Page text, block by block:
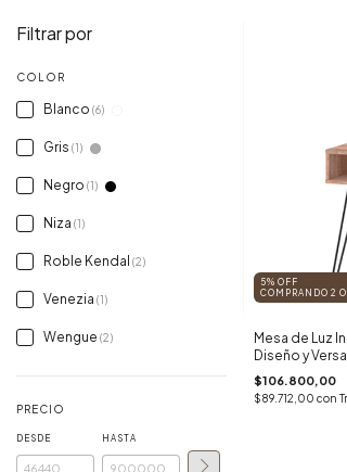
Filtrar por
COLOR
Blanco (6)
Gris (1)
Negro (1)
Niza (1)
Roble Kendal (2)
Venezia (1)
Wengue (2)
PRECIO
DESDE HASTA
5% OFF
COMPRANDO 2
Mesa de Luz
Diseño y
$106.800,00
$89.712,00 con